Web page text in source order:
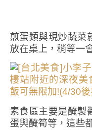
煎蛋類與現炒蔬菜
放在桌上，稍等一
素食區主要是醃製
蛋與醃筍等，這些